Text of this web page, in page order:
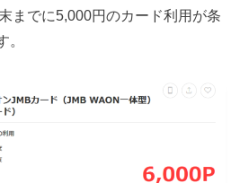
までに5,000円のカード利用が条
。